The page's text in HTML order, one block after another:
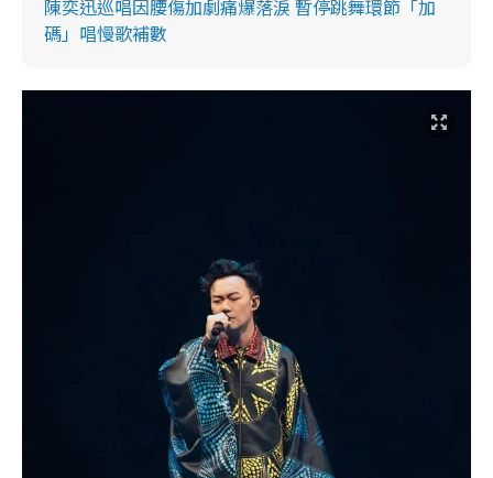
陳奕迅巡唱因腰傷加劇痛爆落淚 暫停跳舞環節「加
碼」唱慢歌補數